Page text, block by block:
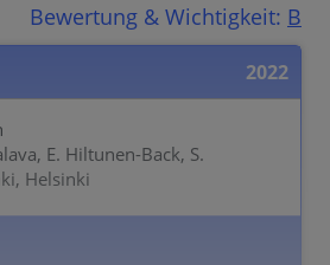
Bewertung & Wichtigkeit: B
2022
E. Hiltunen-Back, S.
Helsinki